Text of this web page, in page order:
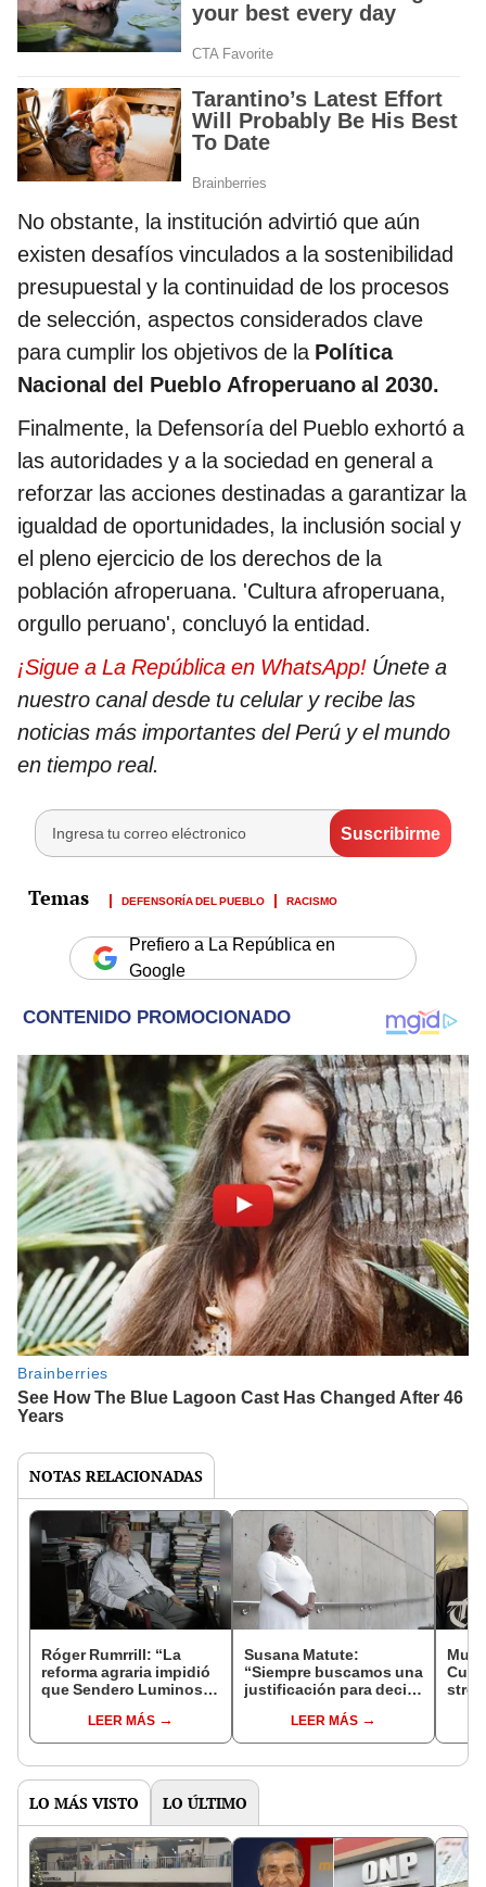
No obstante, la institución advirtió que aún
existen desafíos vinculados a la sostenibilidad
presupuestal y la continuidad de los procesos
de selección, aspectos considerados clave
para cumplir los objetivos de la Política
Nacional del Pueblo Afroperuano al 2030.
Finalmente, la Defensoría del Pueblo exhortó a
las autoridades y a la sociedad en general a
reforzar las acciones destinadas a garantizar la
igualdad de oportunidades, la inclusión social y
el pleno ejercicio de los derechos de la
población afroperuana. 'Cultura afroperuana,
orgullo peruano', concluyó la entidad.
¡Sigue a La República en WhatsApp! Únete a
nuestro canal desde tu celular y recibe las
noticias más importantes del Perú y el mundo
en tiempo real.
DEFENSORÍA DEL PUEBLO RACISMO
Prefiero a La República en
Google
NOTAS RELACIONADAS
Róger Rumrrill: “La
reforma agraria impidió
que Sendero Luminoso
miles de muertes”
LEER MÁS
Susana Matute:
“Siempre buscamos una
justificación para decir
es una trampa”
LEER MÁS
LO MÁS VISTO LO ÚLTIMO